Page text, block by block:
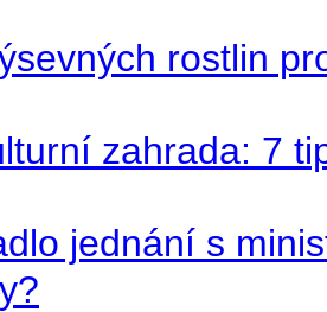
rostlin
zahrada: 7
jednání s